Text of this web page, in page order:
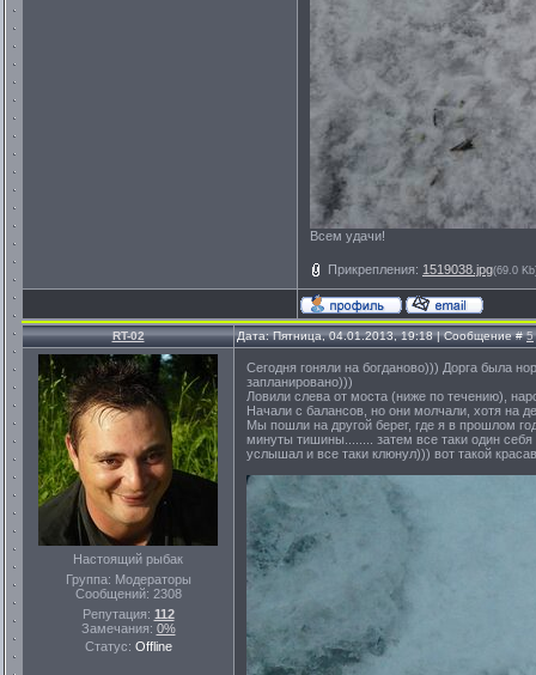
Всем удачи!
Прикрепления: 1519038.jpg(69.0
RT-02 Дата: Пятница, 04.01.2013, 19:18 | Сообщение #5
Настоящий рыбак
Группа: Модераторы
Сообщений: 2308
Репутация: 112
Замечания: 0%
Статус: Offline
Сегодня гоняли на богданово))) Дорга была
запланировано)))
Ловили слева от моста (ниже по течению),
Начали с балансов, но они молчали, хотя на
Мы пошли на другой берег, где я в прошлом
минуты тишины........ затем все таки один
услышал и все таки клюнул))) вот такой